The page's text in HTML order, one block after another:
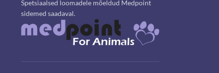
Spetsiaalsed loomadele mõeldud Medpoint
sidemed saadaval.